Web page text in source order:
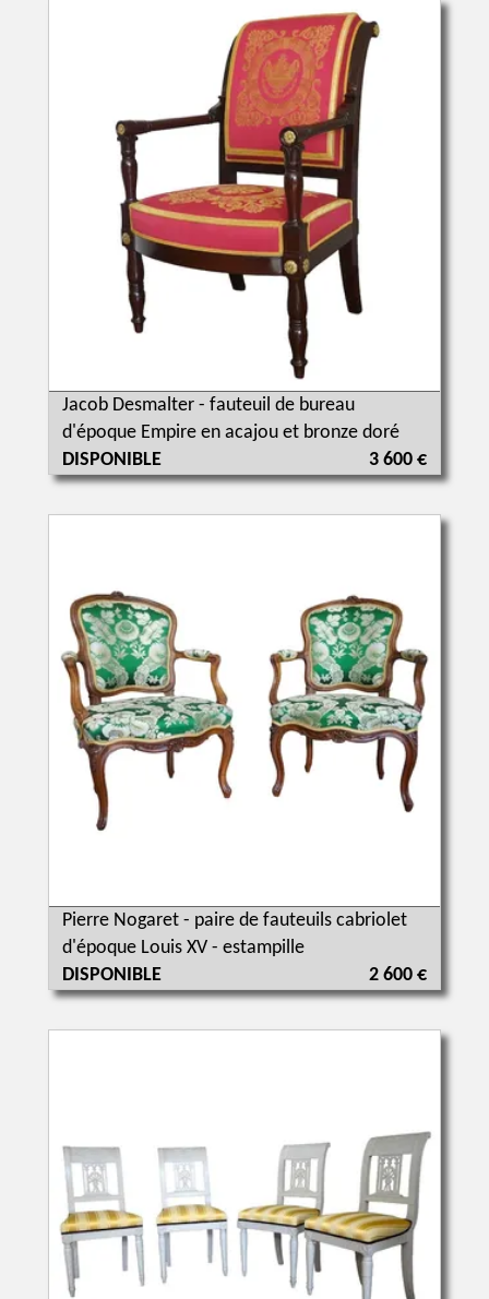
Jacob Desmalter - fauteuil de bureau
d'époque Empire en acajou et bronze doré
DISPONIBLE
3 600 €
Pierre Nogaret - paire de fauteuils cabriolet
d'époque Louis XV - estampille
DISPONIBLE
2 600 €